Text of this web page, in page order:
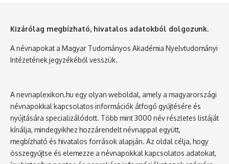
Kizárólag megbízható, hivatalos adatokból dolgozunk.
A névnapokat a Magyar Tudományos Akadémia Nyelvtudományi
Intézetének jegyzékéből vesszük.
A nevnaplexikon.hu egy olyan weboldal, amely a magyarországi
névnapokkal kapcsolatos információk átfogó gyűjtésére és
nyújtására specializálódott. Több mint 3000 név részletes listáját
kínálja, mindegyikhez hozzárendelt névnappal együtt,
megbízható és hivatalos források alapján. Az oldal célja, hogy
összegyűjtse és elemezze a névnapokkal kapcsolatos adatokat,